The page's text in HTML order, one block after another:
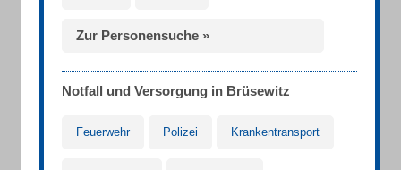
Zur Personensuche »
Notfall und Versorgung in Brüsewitz
Feuerwehr Polizei Krankentransport